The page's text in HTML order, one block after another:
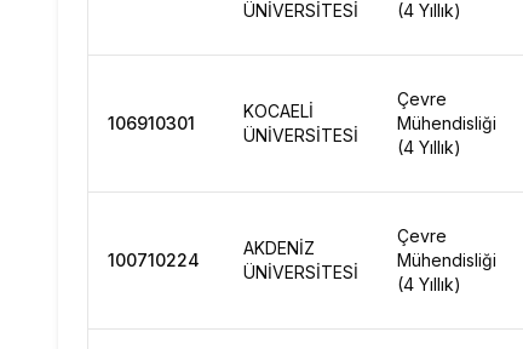
ÜNİVERSİTESİ
(4 Yıllık)
106910301
KOCAELİ
ÜNİVERSİTESİ
Çevre
Mühendisliği
(4 Yıllık)
100710224
AKDENİZ
ÜNİVERSİTESİ
Çevre
Mühendisliği
(4 Yıllık)